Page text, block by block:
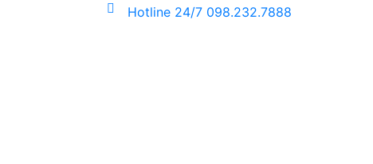
Hotline 24/7 098.232.7888